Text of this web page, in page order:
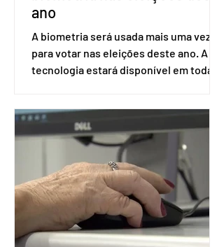
ano
A biometria será usada mais uma vez
para votar nas eleições deste ano. A
tecnologia estará disponível em todas
Apesar da requisição, a biometria não é
obrigatória para exercer o direito ao
voto. Se o título estiver regular, o
eleitor pode votar mesmo sem ter
realizado esse cadastro. Neste caso,
será exigido o documento de
identificação para acesso à urna
eletrônica. Se a urna eletrônica não